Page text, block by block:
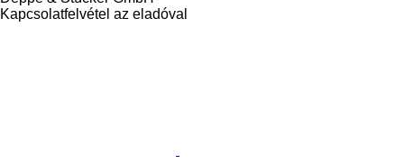
Kapcsolatfelvétel az eladóval